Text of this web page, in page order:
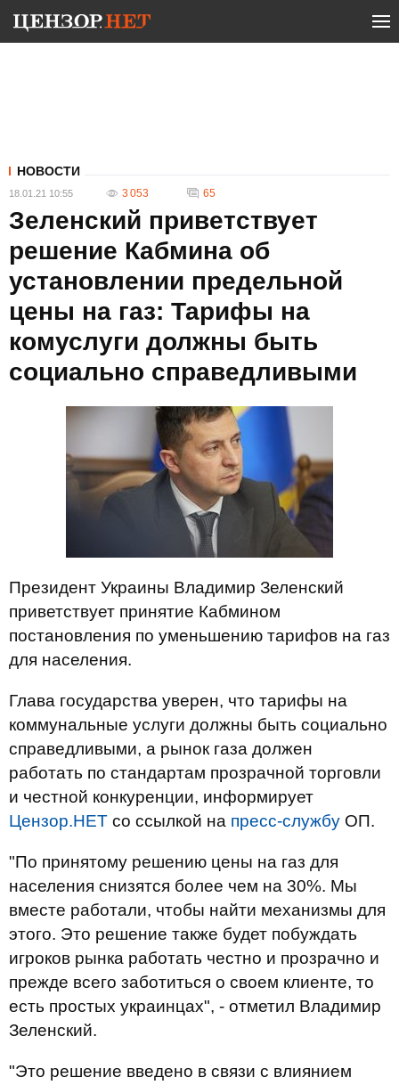
НОВОСТИ
18.01.21 10:55 3 053 65
Зеленский приветствует
решение Кабмина об
установлении предельной
цены на газ: Тарифы на
комуслуги должны быть
социально справедливыми
Президент Украины Владимир Зеленский
приветствует принятие Кабмином
постановления по уменьшению тарифов на газ
для населения.
Глава государства уверен, что тарифы на
коммунальные услуги должны быть социально
справедливыми, а рынок газа должен
работать по стандартам прозрачной торговли
и честной конкуренции, информирует
Цензор.НЕТ со ссылкой на пресс-службу ОП.
"По принятому решению цены на газ для
населения снизятся более чем на 30%. Мы
вместе работали, чтобы найти механизмы для
этого. Это решение также будет побуждать
игроков рынка работать честно и прозрачно и
прежде всего заботиться о своем клиенте, то
есть простых украинцах", - отметил Владимир
Зеленский.
"Это решение введено в связи с влиянием